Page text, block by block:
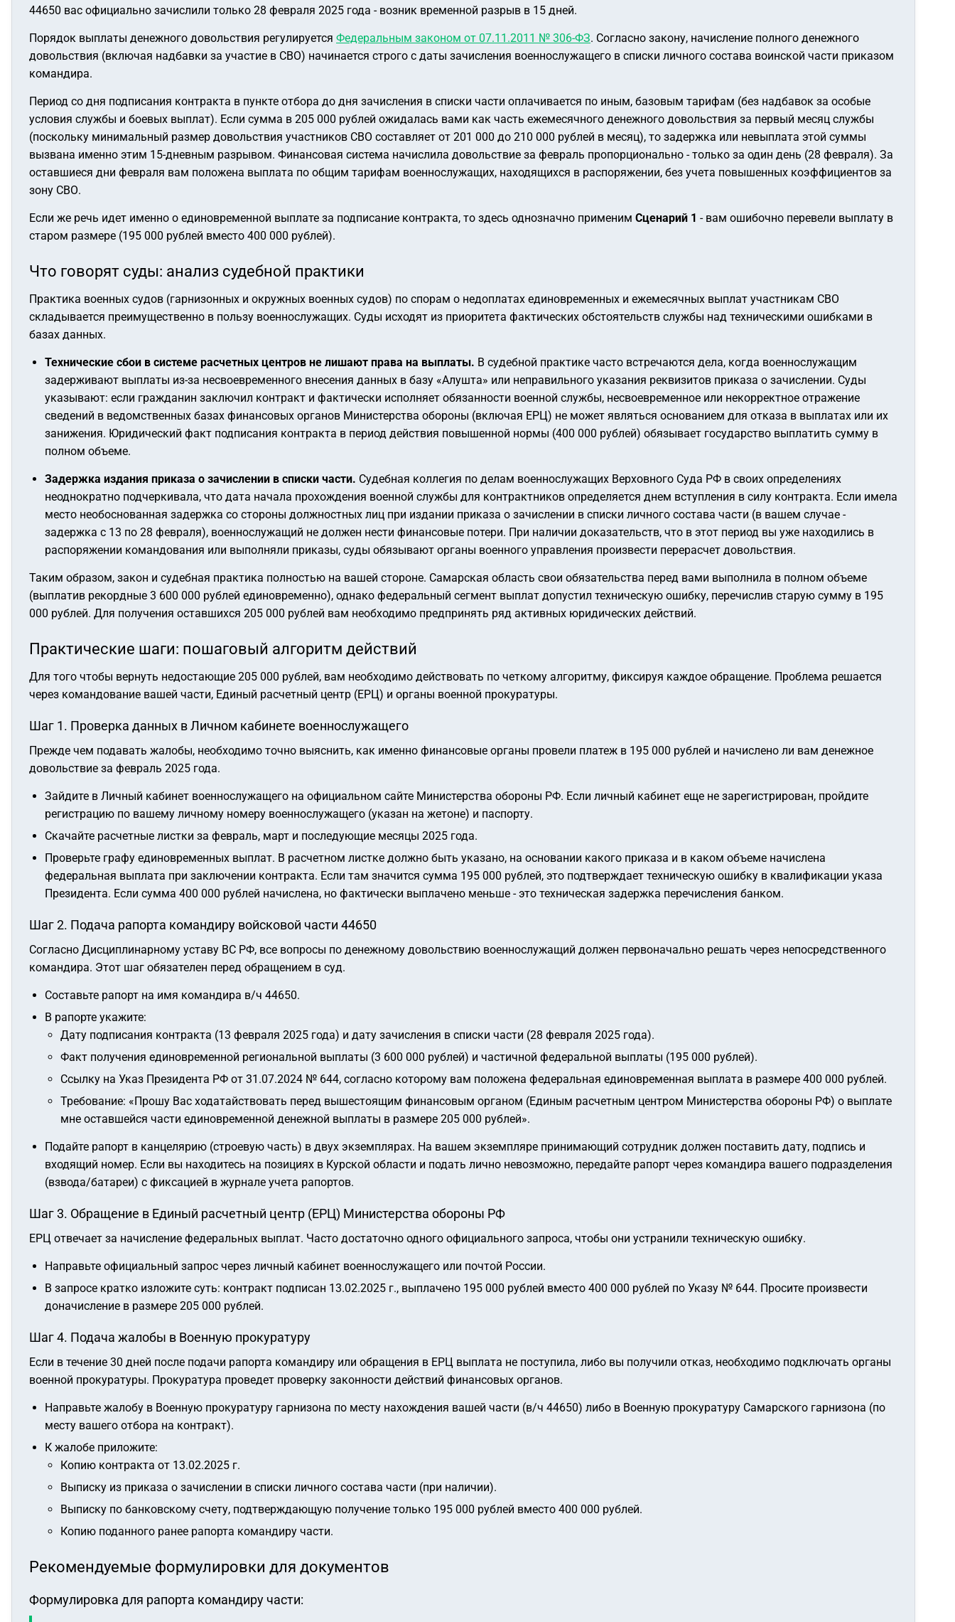
44650 вас официально зачислили только 28 февраля 2025 года - возник временной разрыв в 15 дней.
Порядок выплаты денежного довольствия регулируется Федеральным законом от 07.11.2011 № 306-ФЗ. Согласно закону, начисление полного денежного
довольствия (включая надбавки за участие в СВО) начинается строго с даты зачисления военнослужащего в списки личного состава воинской части приказом
командира.
Период со дня подписания контракта в пункте отбора до дня зачисления в списки части оплачивается по иным, базовым тарифам (без надбавок за особые
условия службы и боевых выплат). Если сумма в 205 000 рублей ожидалась вами как часть ежемесячного денежного довольствия за первый месяц службы
(поскольку минимальный размер довольствия участников СВО составляет от 201 000 до 210 000 рублей в месяц), то задержка или невыплата этой суммы
вызвана именно этим 15-дневным разрывом. Финансовая система начислила довольствие за февраль пропорционально - только за один день (28 февраля). За
оставшиеся дни февраля вам положена выплата по общим тарифам военнослужащих, находящихся в распоряжении, без учета повышенных коэффициентов за
зону СВО.
Если же речь идет именно о единовременной выплате за подписание контракта, то здесь однозначно применим Сценарий 1 - вам ошибочно перевели выплату в
старом размере (195 000 рублей вместо 400 000 рублей).
Что говорят суды: анализ судебной практики
Практика военных судов (гарнизонных и окружных военных судов) по спорам о недоплатах единовременных и ежемесячных выплат участникам СВО
складывается преимущественно в пользу военнослужащих. Суды исходят из приоритета фактических обстоятельств службы над техническими ошибками в
базах данных.
Технические сбои в системе расчетных центров не лишают права на выплаты. В судебной практике часто встречаются дела, когда военнослужащим
задерживают выплаты из-за несвоевременного внесения данных в базу «Алушта» или неправильного указания реквизитов приказа о зачислении. Суды
указывают: если гражданин заключил контракт и фактически исполняет обязанности военной службы, несвоевременное или некорректное отражение
сведений в ведомственных базах финансовых органов Министерства обороны (включая ЕРЦ) не может являться основанием для отказа в выплатах или их
занижения. Юридический факт подписания контракта в период действия повышенной нормы (400 000 рублей) обязывает государство выплатить сумму в
полном объеме.
Задержка издания приказа о зачислении в списки части. Судебная коллегия по делам военнослужащих Верховного Суда РФ в своих определениях
неоднократно подчеркивала, что дата начала прохождения военной службы для контрактников определяется днем вступления в силу контракта. Если имела
место необоснованная задержка со стороны должностных лиц при издании приказа о зачислении в списки личного состава части (в вашем случае -
задержка с 13 по 28 февраля), военнослужащий не должен нести финансовые потери. При наличии доказательств, что в этот период вы уже находились в
распоряжении командования или выполняли приказы, суды обязывают органы военного управления произвести перерасчет довольствия.
Таким образом, закон и судебная практика полностью на вашей стороне. Самарская область свои обязательства перед вами выполнила в полном объеме
(выплатив рекордные 3 600 000 рублей единовременно), однако федеральный сегмент выплат допустил техническую ошибку, перечислив старую сумму в 195
000 рублей. Для получения оставшихся 205 000 рублей вам необходимо предпринять ряд активных юридических действий.
Практические шаги: пошаговый алгоритм действий
Для того чтобы вернуть недостающие 205 000 рублей, вам необходимо действовать по четкому алгоритму, фиксируя каждое обращение. Проблема решается
через командование вашей части, Единый расчетный центр (ЕРЦ) и органы военной прокуратуры.
Шаг 1. Проверка данных в Личном кабинете военнослужащего
Прежде чем подавать жалобы, необходимо точно выяснить, как именно финансовые органы провели платеж в 195 000 рублей и начислено ли вам денежное
довольствие за февраль 2025 года.
Зайдите в Личный кабинет военнослужащего на официальном сайте Министерства обороны РФ. Если личный кабинет еще не зарегистрирован, пройдите
регистрацию по вашему личному номеру военнослужащего (указан на жетоне) и паспорту.
Скачайте расчетные листки за февраль, март и последующие месяцы 2025 года.
Проверьте графу единовременных выплат. В расчетном листке должно быть указано, на основании какого приказа и в каком объеме начислена
федеральная выплата при заключении контракта. Если там значится сумма 195 000 рублей, это подтверждает техническую ошибку в квалификации указа
Президента. Если сумма 400 000 рублей начислена, но фактически выплачено меньше - это техническая задержка перечисления банком.
Шаг 2. Подача рапорта командиру войсковой части 44650
Согласно Дисциплинарному уставу ВС РФ, все вопросы по денежному довольствию военнослужащий должен первоначально решать через непосредственного
командира. Этот шаг обязателен перед обращением в суд.
Составьте рапорт на имя командира в/ч 44650.
В рапорте укажите:
Дату подписания контракта (13 февраля 2025 года) и дату зачисления в списки части (28 февраля 2025 года).
Факт получения единовременной региональной выплаты (3 600 000 рублей) и частичной федеральной выплаты (195 000 рублей).
Ссылку на Указ Президента РФ от 31.07.2024 № 644, согласно которому вам положена федеральная единовременная выплата в размере 400 000 рублей.
Требование: «Прошу Вас ходатайствовать перед вышестоящим финансовым органом (Единым расчетным центром Министерства обороны РФ) о выплате
мне оставшейся части единовременной денежной выплаты в размере 205 000 рублей».
Подайте рапорт в канцелярию (строевую часть) в двух экземплярах. На вашем экземпляре принимающий сотрудник должен поставить дату, подпись и
входящий номер. Если вы находитесь на позициях в Курской области и подать лично невозможно, передайте рапорт через командира вашего подразделения
(взвода/батареи) с фиксацией в журнале учета рапортов.
Шаг 3. Обращение в Единый расчетный центр (ЕРЦ) Министерства обороны РФ
ЕРЦ отвечает за начисление федеральных выплат. Часто достаточно одного официального запроса, чтобы они устранили техническую ошибку.
Направьте официальный запрос через личный кабинет военнослужащего или почтой России.
В запросе кратко изложите суть: контракт подписан 13.02.2025 г., выплачено 195 000 рублей вместо 400 000 рублей по Указу № 644. Просите произвести
доначисление в размере 205 000 рублей.
Шаг 4. Подача жалобы в Военную прокуратуру
Если в течение 30 дней после подачи рапорта командиру или обращения в ЕРЦ выплата не поступила, либо вы получили отказ, необходимо подключать органы
военной прокуратуры. Прокуратура проведет проверку законности действий финансовых органов.
Направьте жалобу в Военную прокуратуру гарнизона по месту нахождения вашей части (в/ч 44650) либо в Военную прокуратуру Самарского гарнизона (по
месту вашего отбора на контракт).
К жалобе приложите:
Копию контракта от 13.02.2025 г.
Выписку из приказа о зачислении в списки личного состава части (при наличии).
Выписку по банковскому счету, подтверждающую получение только 195 000 рублей вместо 400 000 рублей.
Копию поданного ранее рапорта командиру части.
Рекомендуемые формулировки для документов
Формулировка для рапорта командиру части: